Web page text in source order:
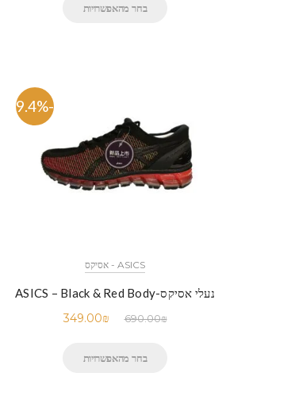
בחר מהאפשרויות
-49.4%
ASICS - אסיקס
נעלי אסיקס-ASICS – Black & Red Body
690.00₪
349.00₪
בחר מהאפשרויות